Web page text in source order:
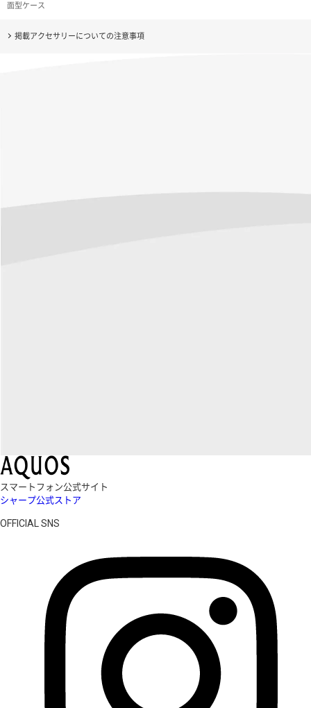
面型ケース
掲載アクセサリーについての注意事項
スマートフォン公式サイト
シャープ公式ストア
OFFICIAL SNS